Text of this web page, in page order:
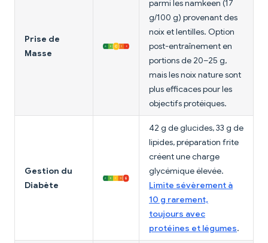
Prise de
Masse
parmi les namkeen (17
g/100 g) provenant des
noix et lentilles. Option
post-entraînement en
portions de 20–25 g,
mais les noix nature sont
plus efficaces pour les
objectifs protéiques.
Gestion du
Diabète
42 g de glucides, 33 g de
lipides, préparation frite
créent une charge
glycémique élevée.
Limite sévèrement à
10 g rarement,
toujours avec
protéines et légumes.